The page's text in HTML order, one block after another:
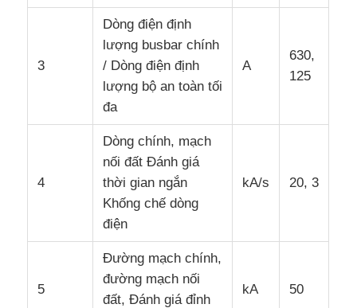
Tủ phân phối điện áp thấp
Hộp phân phối hạ thế
3
Dòng điện định
lượng busbar chính
/ Dòng điện định
lượng bộ an toàn tối
đa
A
630,
125
4
Dòng chính, mạch
nối đất Đánh giá
thời gian ngắn
Khống chế dòng
điện
kA/s 20, 3
5
Đường mạch chính,
đường mạch nối
đất, Đánh giá đỉnh
kA 50